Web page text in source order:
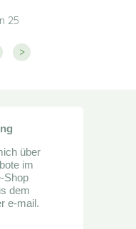
25
>
über
im
Shop
dem
e-mail.